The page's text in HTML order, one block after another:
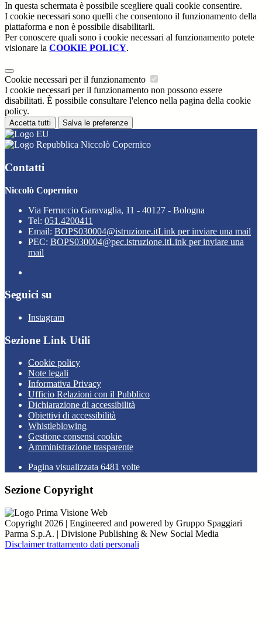
In questa schermata è possibile scegliere quali cookie consentire.
I cookie necessari sono quelli che consentono il funzionamento della
piattaforma e non è possibile disabilitarli.
Per conoscere quali sono i cookie necessari al funzionamento potete
visionare la COOKIE POLICY.
Cookie necessari per il funzionamento
I cookie necessari per il funzionamento non possono essere
disabilitati. È possibile consultare l'elenco nella pagina della cookie
policy.
Accetta tutti Salva le preferenze
Niccolò Copernico
Contatti
Niccolò Copernico
Via Ferruccio Garavaglia, 11 - 40127 - Bologna
Tel: 051.4200411
Email: BOPS030004@istruzione.itLink per inviare una mail
PEC: BOPS030004@pec.istruzione.itLink per inviare una
mail
Seguici su
Instagram
Sezione Link Utili
Cookie policy
Note legali
Informativa Privacy
Ufficio Relazioni con il Pubblico
Dichiarazione di accessibilità
Obiettivi di accessibilità
Whistleblowing
Gestione consensi cookie
Amministrazione trasparente
Pagina visualizzata 6481 volte
Sezione Copyright
Copyright 2026 | Engineered and powered by Gruppo Spaggiari
Parma S.p.A. | Divisione Publishing & New Social Media
Disclaimer trattamento dati personali